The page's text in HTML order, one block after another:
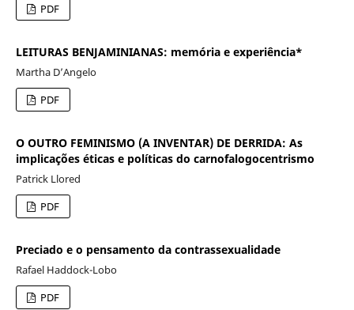
PDF
LEITURAS BENJAMINIANAS: memória e experiência*
Martha D’Angelo
PDF
O OUTRO FEMINISMO (A INVENTAR) DE DERRIDA: As
implicações éticas e políticas do carnofalogocentrismo
Patrick Llored
PDF
Preciado e o pensamento da contrassexualidade
Rafael Haddock-Lobo
PDF